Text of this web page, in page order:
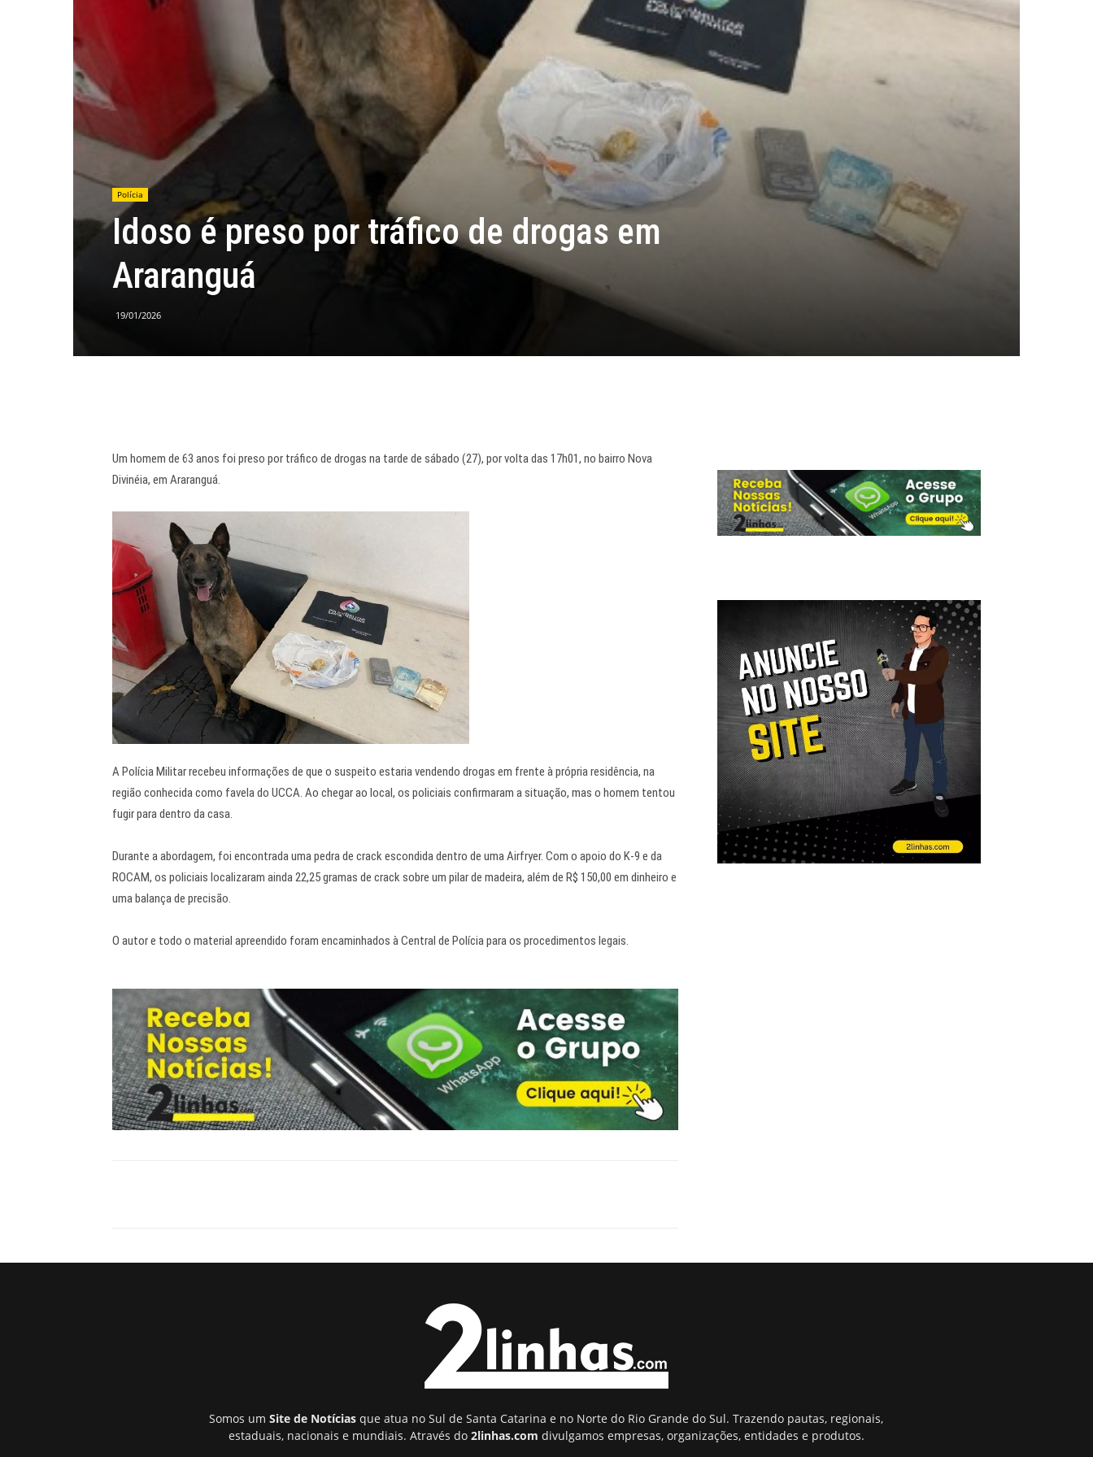
Polícia
Idoso é preso por tráfico de drogas em
Araranguá
19/01/2026
Um homem de 63 anos foi preso por tráfico de drogas na tarde de sábado (27), por volta das 17h01, no bairro Nova
Divinéia, em Araranguá.
A Polícia Militar recebeu informações de que o suspeito estaria vendendo drogas em frente à própria residência, na
região conhecida como favela do UCCA. Ao chegar ao local, os policiais confirmaram a situação, mas o homem tentou
fugir para dentro da casa.
Durante a abordagem, foi encontrada uma pedra de crack escondida dentro de uma Airfryer. Com o apoio do K-9 e da
ROCAM, os policiais localizaram ainda 22,25 gramas de crack sobre um pilar de madeira, além de R$ 150,00 em dinheiro e
uma balança de precisão.
O autor e todo o material apreendido foram encaminhados à Central de Polícia para os procedimentos legais.
Somos umSite de Notícias que atua no Sul de Santa Catarina e no Norte do Rio Grande do Sul. Trazendo pautas, regionais,
estaduais, nacionais e mundiais. Através do 2linhas.com divulgamos empresas, organizações, entidades e produtos.